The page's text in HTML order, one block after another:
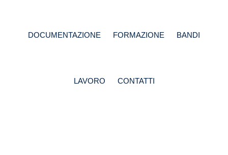
DOCUMENTAZIONE FORMAZIONE BANDI
LAVORO CONTATTI